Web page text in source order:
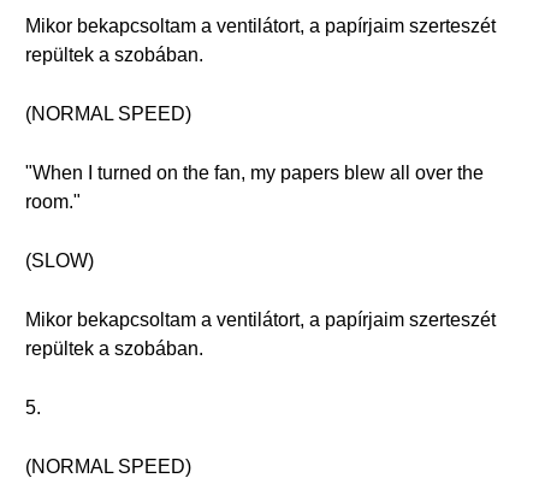
Mikor bekapcsoltam a ventilátort, a papírjaim szerteszét
repültek a szobában.
(NORMAL SPEED)
"When I turned on the fan, my papers blew all over the
room."
(SLOW)
Mikor bekapcsoltam a ventilátort, a papírjaim szerteszét
repültek a szobában.
5.
(NORMAL SPEED)